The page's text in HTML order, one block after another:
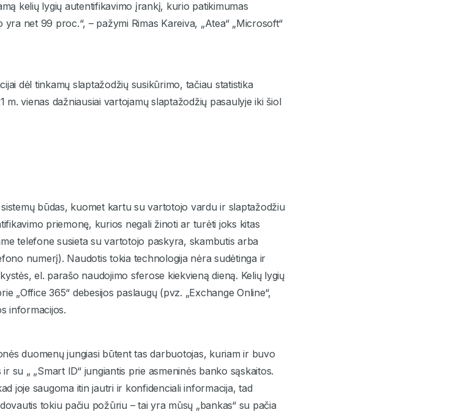
kelių lygių autentifikavimo įrankį, kurio patikimumas
net 99 proc.“, – pažymi Rimas Kareiva, „Atea“ „Microsoft“
dėl tinkamų slaptažodžių susikūrimo, tačiau statistika
vienas dažniausiai vartojamų slaptažodžių pasaulyje iki šiol
būdas, kuomet kartu su vartotojo vardu ir slaptažodžiu
priemonę, kurios negali žinoti ar turėti joks kitas
telefone susieta su vartotojo paskyra, skambutis arba
numerį). Naudotis tokia technologija nėra sudėtinga ir
el. parašo naudojimo sferose kiekvieną dieną. Kelių lygių
„Office 365“ debesijos paslaugų (pvz. „Exchange Online“,
informacijos.
duomenų jungiasi būtent tas darbuotojas, kuriam ir buvo
su „ „Smart ID“ jungiantis prie asmeninės banko sąskaitos.
joje saugoma itin jautri ir konfidenciali informacija, tad
tokiu pačiu požūriu – tai yra mūsų „bankas“ su pačia